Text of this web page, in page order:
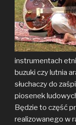
instrumentach
buzuki czy lutnia
słuchaczy do
piosenek
Będzie to część
realizowanego w